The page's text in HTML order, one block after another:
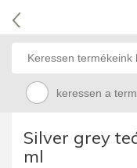
keressen a
Silver grey
ml